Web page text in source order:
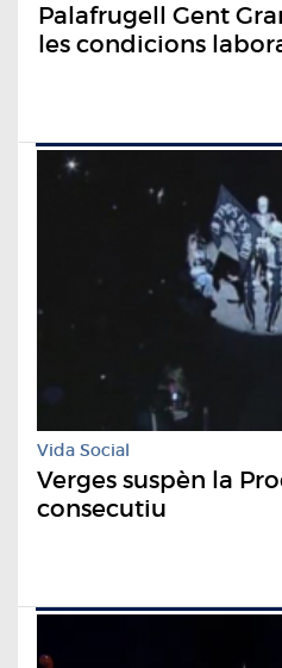
Palafrugell Gent
les condicions
Vida Social
Verges suspèn la
consecutiu